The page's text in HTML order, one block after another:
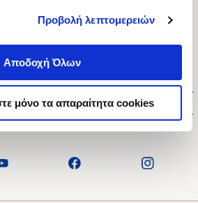
Προβολή λεπτομερειών
Αποδοχή Όλων
μόνο τα απαραίτητα cookies
1-3, Αθήνα 106 79
- Παρασκευή 09:00-21:00